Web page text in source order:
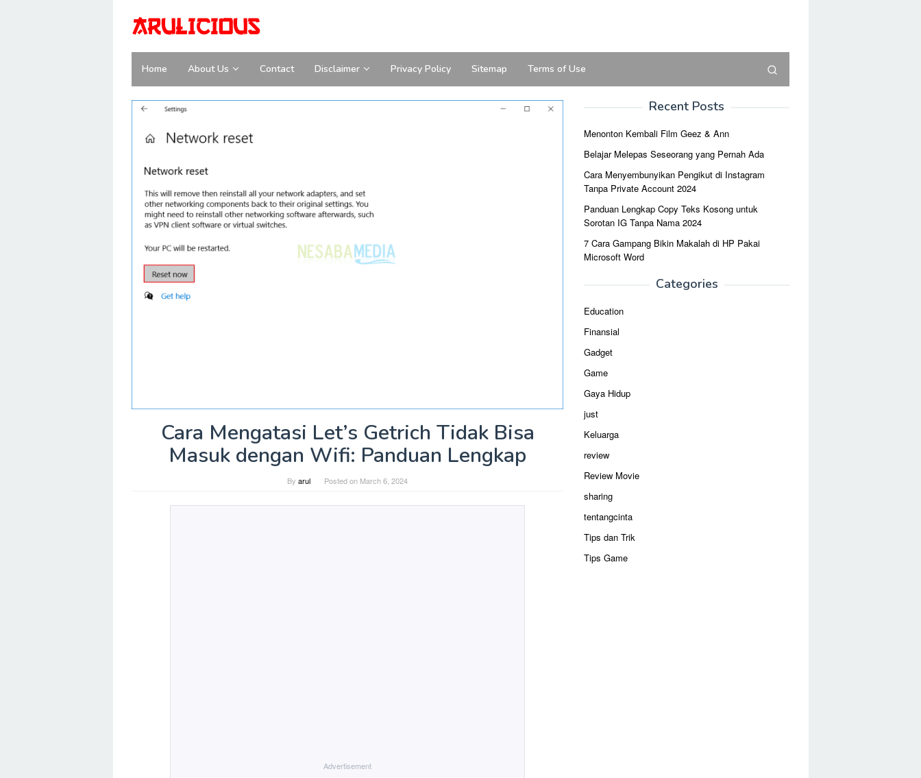
content
Home About Us Contact Disclaimer Privacy Policy Sitemap Terms of Use
Cara Mengatasi Let’s Getrich Tidak Bisa
Masuk dengan Wifi: Panduan Lengkap
By arul Posted on March 6, 2024
Advertisement
Recent Posts
Menonton Kembali Film Geez & Ann
Belajar Melepas Seseorang yang Pernah Ada
Cara Menyembunyikan Pengikut di Instagram
Tanpa Private Account 2024
Panduan Lengkap Copy Teks Kosong untuk
Sorotan IG Tanpa Nama 2024
7 Cara Gampang Bikin Makalah di HP Pakai
Microsoft Word
Categories
Education
Finansial
Gadget
Game
Gaya Hidup
just
Keluarga
review
Review Movie
sharing
tentangcinta
Tips dan Trik
Tips Game